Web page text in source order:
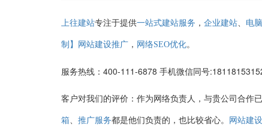
上往建站专注于提供一站式建站服务 ， 企业建站、 电
制】网站建设推广 ， 网络SEO优化。
服务热线：400-111-6878 手机微信同号
客户对我们的评价：作为网络负责人，与贵公司合作
箱、 推广服务都是他们负责的，也比较省心。 网站建设